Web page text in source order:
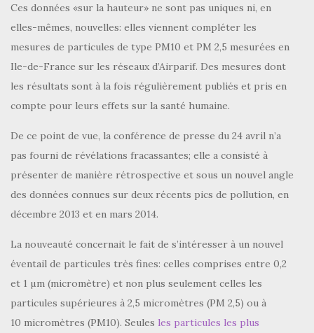
Ces données «sur la hauteur» ne sont pas uniques ni, en
elles-mêmes, nouvelles: elles viennent compléter les
mesures de particules de type PM10 et PM 2,5 mesurées en
Ile-de-France sur les réseaux d’Airparif. Des mesures dont
les résultats sont à la fois régulièrement publiés et pris en
compte pour leurs effets sur la santé humaine.
De ce point de vue, la conférence de presse du 24 avril n’a
pas fourni de révélations fracassantes; elle a consisté à
présenter de manière rétrospective et sous un nouvel angle
des données connues sur deux récents pics de pollution, en
décembre 2013 et en mars 2014.
La nouveauté concernait le fait de s’intéresser à un nouvel
éventail de particules très fines: celles comprises entre 0,2
et 1 µm (micromètre) et non plus seulement celles les
particules supérieures à 2,5 micromètres (PM 2,5) ou à
10 micromètres (PM10). Seules les particules les plus